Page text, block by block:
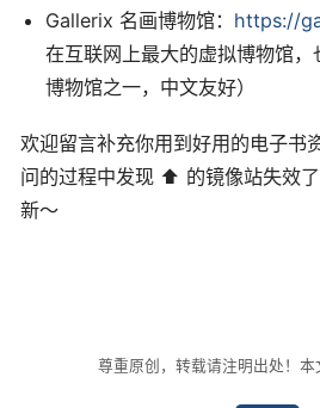
Gallerix 名画博物馆： https://
在互联网上最大的虚拟博物馆
博物馆之一，中文友好）
欢迎留言补充你用到好用的电子书
问的过程中发现 ⬆️ 的镜像站失效
新～
尊重原创，转载请注明出处！